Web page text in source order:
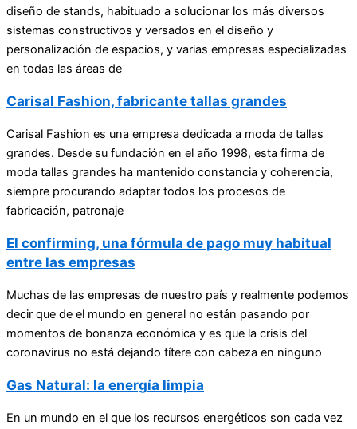
diseño de stands, habituado a solucionar los más diversos
sistemas constructivos y versados en el diseño y
personalización de espacios, y varias empresas especializadas
en todas las áreas de
Carisal Fashion, fabricante tallas grandes
Carisal Fashion es una empresa dedicada a moda de tallas
grandes. Desde su fundación en el año 1998, esta firma de
moda tallas grandes ha mantenido constancia y coherencia,
siempre procurando adaptar todos los procesos de
fabricación, patronaje
El confirming, una fórmula de pago muy habitual
entre las empresas
Muchas de las empresas de nuestro país y realmente podemos
decir que de el mundo en general no están pasando por
momentos de bonanza económica y es que la crisis del
coronavirus no está dejando títere con cabeza en ninguno
Gas Natural: la energía limpia
En un mundo en el que los recursos energéticos son cada vez